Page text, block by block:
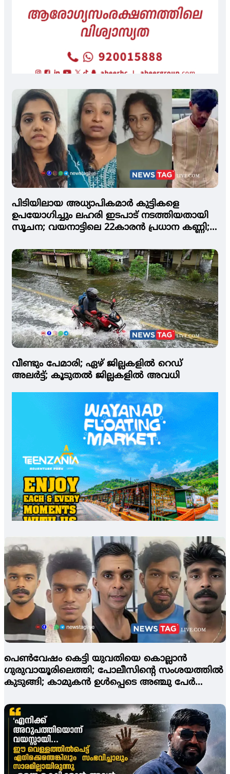
പിടിയിലായ അധ്യാപികമാര്‍ കുട്ടികളെ
ഉപയോഗിച്ചും ലഹരി ഇടപാട് നടത്തിയതായി
സൂചന; വയനാട്ടിലെ 22കാരന്‍ പ്രധാന കണ്ണി;
വീണ്ടും പേമാരി; ഏഴ് ജില്ലകളില്‍ റെഡ്
അലര്‍ട്ട്; കൂടുതല്‍ ജില്ലകളില്‍ അവധി
പെണ്‍വേഷം കെട്ടി യുവതിയെ കൊല്ലാന്‍
ഗുരുവായൂരിലെത്തി; പോലീസിന്റെ സംശയത്തില്‍
കുടുങ്ങി; കാമുകന്‍ ഉള്‍പ്പെടെ അഞ്ചു പേര്‍